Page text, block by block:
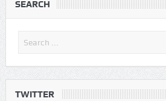
SEARCH
TWITTER